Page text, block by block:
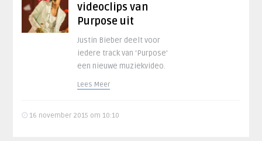
videoclips van
Purpose uit
Justin Bieber deelt voor
iedere track van ‘Purpose’
een nieuwe muziekvideo.
Lees Meer
16 november 2015 om 10:10